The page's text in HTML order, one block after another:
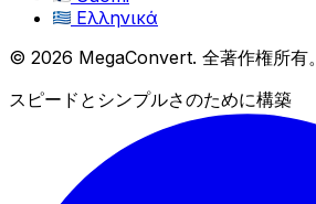
Ελληνικά
© 2026 MegaConvert. 全著作権所有。
スピードとシンプルさのために構築